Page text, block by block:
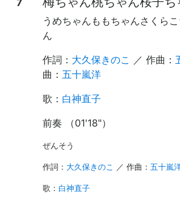
うめちゃんももちゃんさくら
ん
作詞： 大久保きのこ ／ 作曲：
曲： 五十嵐洋
歌 ： 白神直子
前奏 （01'18"）
ぜんそう
作詞： 大久保きのこ ／ 作曲： 五十嵐
歌 ： 白神直子